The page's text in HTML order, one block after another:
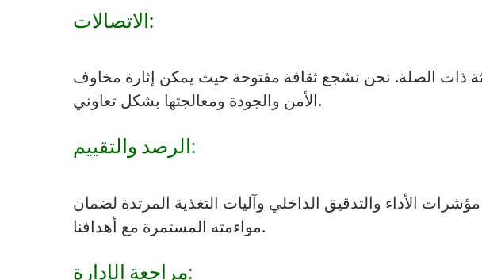
الاتصالات:
ذات الصلة. نحن نشجع ثقافة مفتوحة حيث يمكن إثارة مخاوف
الأمن والجودة ومعالجتها بشكل تعاوني.
الرصد والتقييم:
الأداء والتدقيق الداخلي وآليات التغذية المرتدة لضمان
مواءمته المستمرة مع أهدافنا.
مراجعة الإدارة: